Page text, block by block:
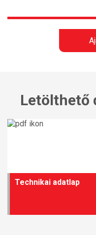
Letölthető
Technikai adatlap